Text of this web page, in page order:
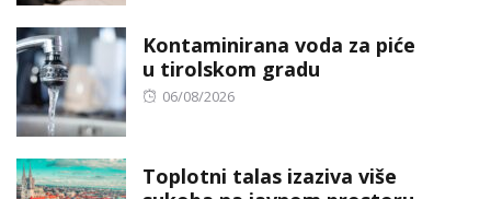
Kontaminirana voda za piće
u tirolskom gradu
Posted
06/08/2026
Toplotni talas izaziva više